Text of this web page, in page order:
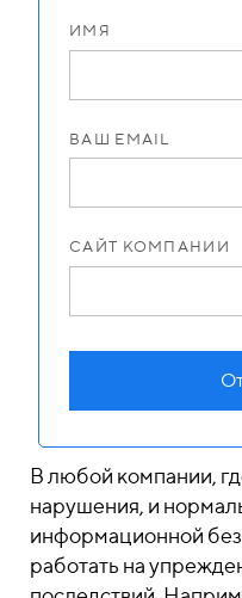
ИМЯ
ВАШ EMAIL
САЙТ КОМПАНИИ
В любой компании,
нарушения, и
информационной
работать на